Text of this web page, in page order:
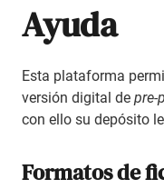
Ayuda
Esta plataforma
versión digital de pre-
con ello su depósito
Formatos de